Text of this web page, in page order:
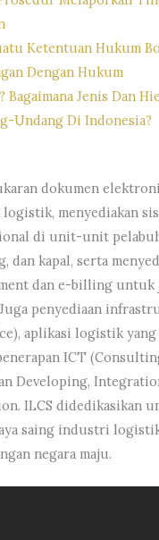
Ketentuan Hukum
Dengan Hukum
Bagaimana Jenis Dan
Undang Di Indonesia?
dokumen
menyediakan
di unit-unit
dan kapal, serta
dan e-billing untuk
penyediaan
aplikasi logistik
ICT
Developing,
ILCS didedikasikan
saing industri
negara maju.